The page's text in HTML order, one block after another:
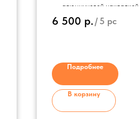
алюминиевым
черенком)
алюминиевой накладкой
Материал черенка -
алюминий
6 500 р./5 pc
Подробнее
В корзину